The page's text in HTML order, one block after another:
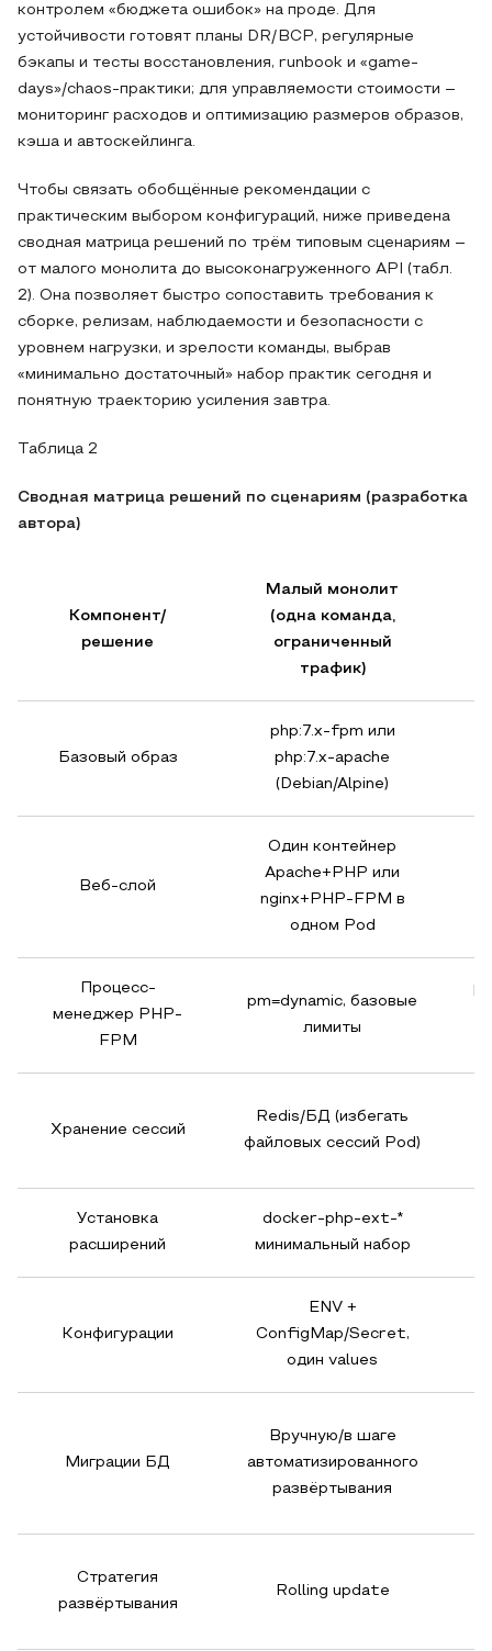
контролем «бюджета ошибок» на проде. Для
устойчивости готовят планы DR/BCP, регулярные
бэкапы и тесты восстановления, runbook и «game-
days»/chaos-практики; для управляемости стоимости –
мониторинг расходов и оптимизацию размеров образов,
кэша и автоскейлинга.
Чтобы связать обобщённые рекомендации с
практическим выбором конфигураций, ниже приведена
сводная матрица решений по трём типовым сценариям –
от малого монолита до высоконагруженного API (табл.
2). Она позволяет быстро сопоставить требования к
сборке, релизам, наблюдаемости и безопасности с
уровнем нагрузки, и зрелости команды, выбрав
«минимально достаточный» набор практик сегодня и
понятную траекторию усиления завтра.
Таблица 2
Сводная матрица решений по сценариям (разработка
автора)
Компонент/
решение
Малый монолит
(одна команда,
ограниченный
трафик)
Базовый образ
php:7.x-fpm или
php:7.x-apache
(Debian/Alpine)
Веб-слой
Один контейнер
Apache+PHP или
nginx+PHP-FPM в
одном Pod
Процесс-
менеджер PHP-
FPM
pm=dynamic, базовые
лимиты
Хранение сессий
Redis/БД (избегать
файловых сессий Pod)
Установка
расширений
docker-php-ext-*
минимальный набор
Конфигурации
ENV +
ConfigMap/Secret,
один values
Миграции БД
Вручную/в шаге
автоматизированного
развёртывания
Стратегия
развёртывания
Rolling update